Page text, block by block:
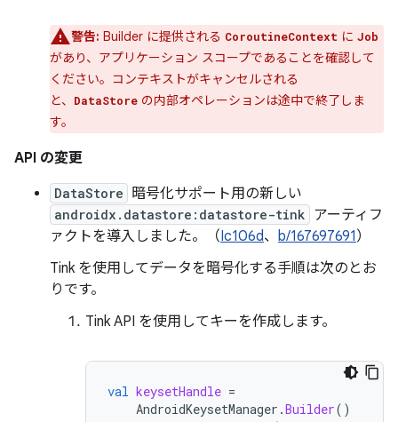
警告: Builder に提供される CoroutineContext に Job
があり、アプリケーション スコープであることを確認して
ください。コンテキストがキャンセルされる
と、
DataStore の内部オペレーションは途中で終了しま
す。
API の変更
DataStore 暗号化サポート用の新しい
androidx.datastore:datastore-tink アーティフ
ァクトを導入しました。（Ic106d、 b/167697691）
Tink を使用してデータを暗号化する手順は次のとお
りです。
Tink API を使用してキーを作成します。
val keysetHandle =
AndroidKeysetManager .Builder()